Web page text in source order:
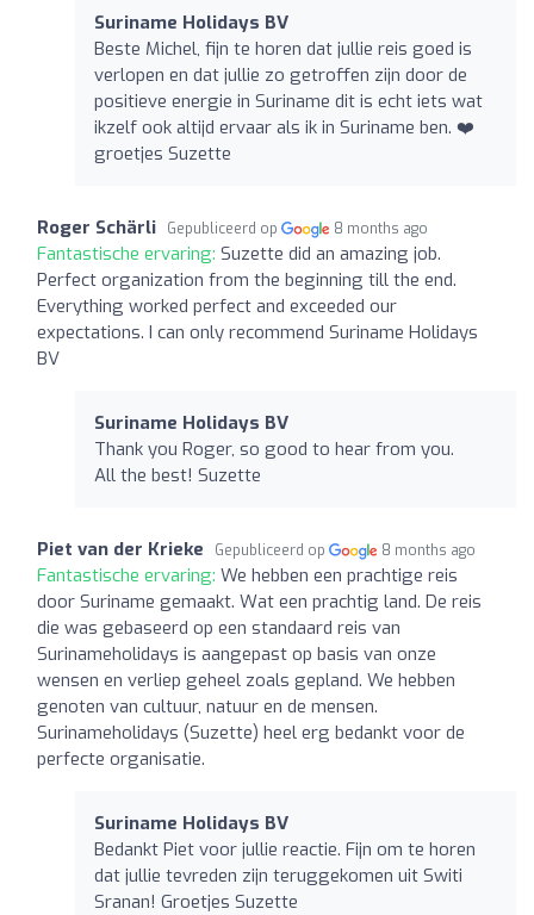
Suriname Holidays BV
Beste Michel, fijn te horen dat jullie reis goed is
verlopen en dat jullie zo getroffen zijn door de
positieve energie in Suriname dit is echt iets wat
ikzelf ook altijd ervaar als ik in Suriname ben. ❤️
groetjes Suzette
Roger Schärli Gepubliceerd op 8 months ago
Fantastische ervaring: Suzette did an amazing job.
Perfect organization from the beginning till the end.
Everything worked perfect and exceeded our
expectations. I can only recommend Suriname Holidays
BV
Suriname Holidays BV
Thank you Roger, so good to hear from you.
All the best! Suzette
Piet van der Krieke Gepubliceerd op 8 months ago
Fantastische ervaring: We hebben een prachtige reis
door Suriname gemaakt. Wat een prachtig land. De reis
die was gebaseerd op een standaard reis van
Surinameholidays is aangepast op basis van onze
wensen en verliep geheel zoals gepland. We hebben
genoten van cultuur, natuur en de mensen.
Surinameholidays (Suzette) heel erg bedankt voor de
perfecte organisatie.
Suriname Holidays BV
Bedankt Piet voor jullie reactie. Fijn om te horen
dat jullie tevreden zijn teruggekomen uit Switi
Sranan! Groetjes Suzette